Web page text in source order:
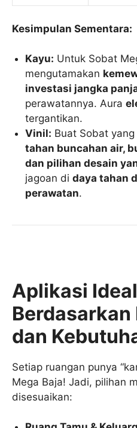
Kesimpulan Sementara:
Kayu: Untuk Sobat
mengutamakan
investasi jangka
perawatannya. Aura
tergantikan.
Vinil: Buat Sobat
tahan buncahan air,
dan pilihan desain
jagoan didaya tahan
perawatan.
Aplikasi Ideal
Berdasarkan
dan
Setiap ruangan punya
Mega Baja! Jadi, pilihan
disesuaikan: